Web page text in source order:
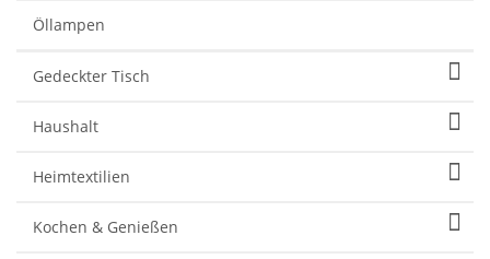
Öllampen
Gedeckter Tisch
Haushalt
Heimtextilien
Kochen & Genießen